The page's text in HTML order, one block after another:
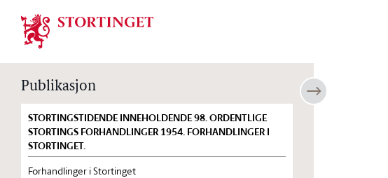
Stortinget.no
Publikasjon
STORTINGSTIDENDE INNEHOLDENDE 98. ORDENTLIGE
STORTINGS FORHANDLINGER 1954. FORHANDLINGER I
STORTINGET.
Forhandlinger i Stortinget